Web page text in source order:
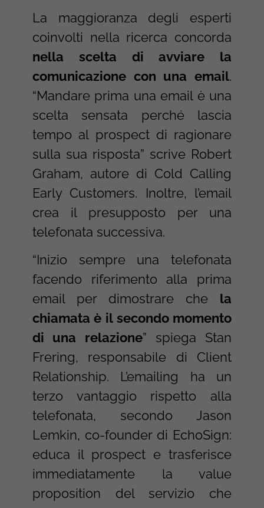
La maggioranza degli esperti
coinvolti nella ricerca concorda
nella scelta di avviare la
comunicazione con una email.
“Mandare prima una email è una
scelta sensata perché lascia
tempo al prospect di ragionare
sulla sua risposta” scrive Robert
Graham, autore di Cold Calling
Early Customers. Inoltre, l’email
crea il presupposto per una
telefonata successiva.
“Inizio sempre una telefonata
facendo riferimento alla prima
email per dimostrare che la
chiamata è il secondo momento
di una relazione” spiega Stan
Frering, responsabile di Client
Relationship. L’emailing ha un
terzo vantaggio rispetto alla
telefonata, secondo Jason
Lemkin, co-founder di EchoSign:
educa il prospect e trasferisce
immediatamente la value
proposition del servizio che